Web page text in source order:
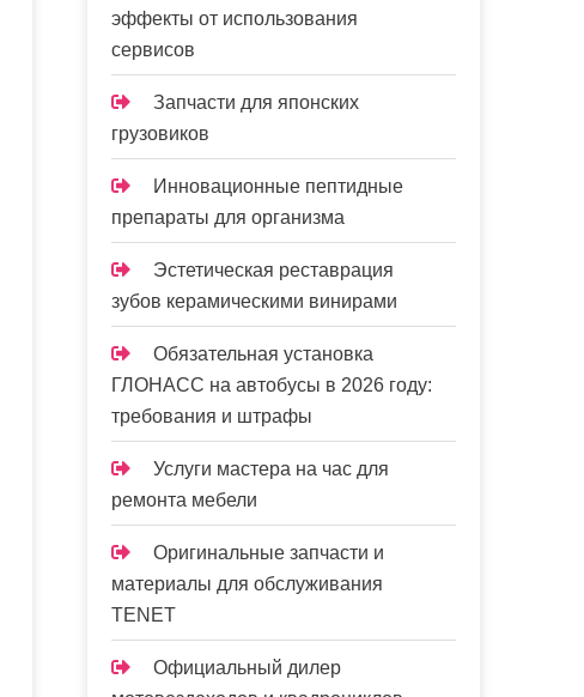
эффекты от использования
сервисов
Запчасти для японских
грузовиков
Инновационные пептидные
препараты для организма
Эстетическая реставрация
зубов керамическими винирами
Обязательная установка
ГЛОНАСС на автобусы в 2026 году:
требования и штрафы
Услуги мастера на час для
ремонта мебели
Оригинальные запчасти и
материалы для обслуживания
TENET
Официальный дилер